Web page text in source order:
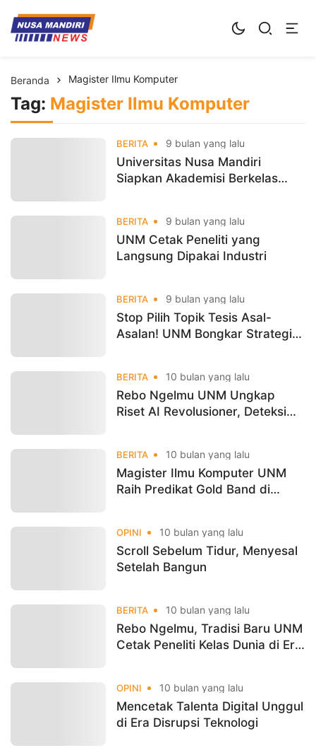
Kampus Digital Bisnis
Universitas Nusa Mandiri
Beranda Magister Ilmu Komputer
Tag: Magister Ilmu Komputer
BERITA 9 bulan yang lalu
Universitas Nusa Mandiri
Siapkan Akademisi Berkelas
BERITA 9 bulan yang lalu
UNM Cetak Peneliti yang
Langsung Dipakai Industri
BERITA 9 bulan yang lalu
Stop Pilih Topik Tesis Asal-
Asalan! UNM Bongkar Strategi
BERITA 10 bulan yang lalu
Rebo Ngelmu UNM Ungkap
Riset AI Revolusioner, Deteksi
BERITA 10 bulan yang lalu
Magister Ilmu Komputer UNM
Raih Predikat Gold Band di
OPINI 10 bulan yang lalu
Scroll Sebelum Tidur, Menyesal
Setelah Bangun
BERITA 10 bulan yang lalu
Rebo Ngelmu, Tradisi Baru UNM
Cetak Peneliti Kelas Dunia di Era
OPINI 10 bulan yang lalu
Mencetak Talenta Digital Unggul
di Era Disrupsi Teknologi